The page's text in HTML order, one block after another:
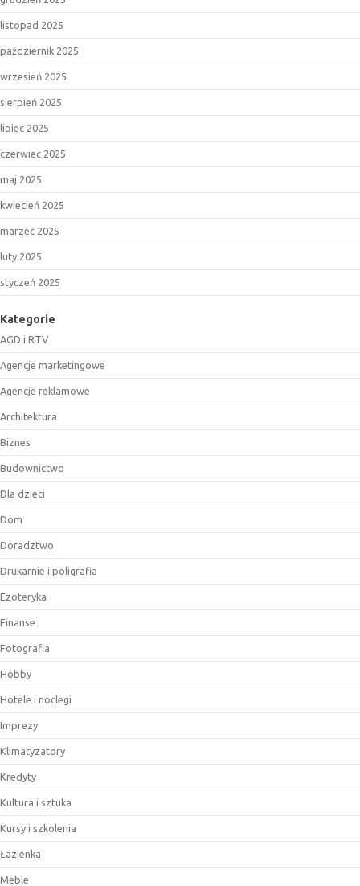
listopad 2025
październik 2025
wrzesień 2025
sierpień 2025
lipiec 2025
czerwiec 2025
maj 2025
kwiecień 2025
marzec 2025
luty 2025
styczeń 2025
Kategorie
AGD i RTV
Agencje marketingowe
Agencje reklamowe
Architektura
Biznes
Budownictwo
Dla dzieci
Dom
Doradztwo
Drukarnie i poligrafia
Ezoteryka
Finanse
Fotografia
Hobby
Hotele i noclegi
Imprezy
Klimatyzatory
Kredyty
Kultura i sztuka
Kursy i szkolenia
Łazienka
Meble